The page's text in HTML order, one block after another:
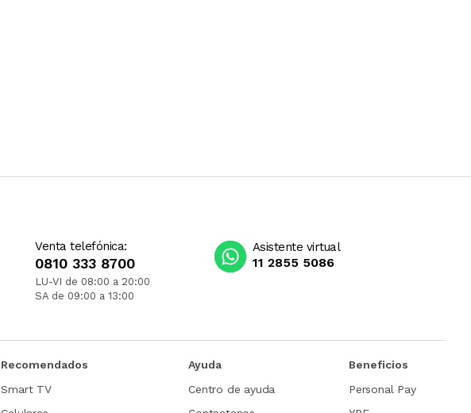
Venta telefónica:
0810 333 8700
LU-VI de 08:00 a 20:00
SA de 09:00 a 13:00
Asistente virtual
11 2855 5086
Recomendados
Smart TV
Ayuda
Centro de ayuda
Beneficios
Personal Pay